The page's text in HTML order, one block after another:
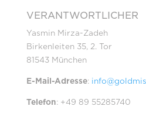
VERANTWORTLICHER
Yasmin Mirza-Zadeh
Birkenleiten 35, 2. Tor
81543 München
E-Mail-Adresse:
Telefon: +49 89 55285740